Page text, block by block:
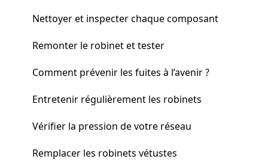
Nettoyer et inspecter chaque composant
Remonter le robinet et tester
Comment prévenir les fuites à l’avenir ?
Entretenir régulièrement les robinets
Vérifier la pression de votre réseau
Remplacer les robinets vétustes